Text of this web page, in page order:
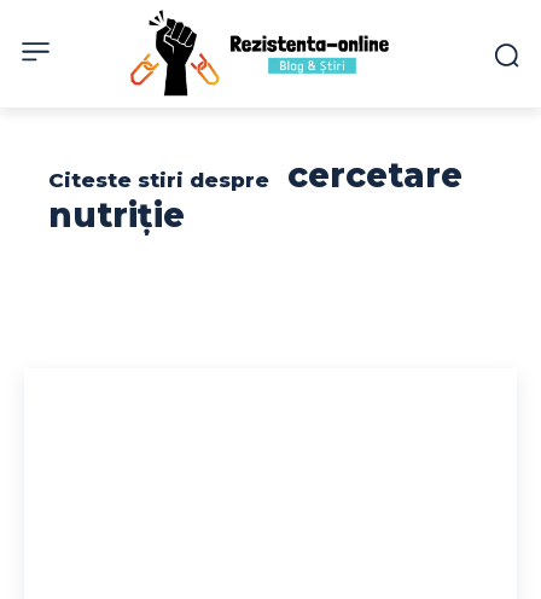
Citeste stiri despre
cercetare
nutriție